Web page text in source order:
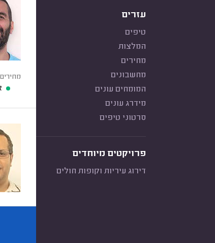
עזרים
טיפים
המלצות
מחירים
מחשבונים
המומחים עונים
מידרג עונים
סרטוני טיפים
פרויקטים מיוחדים
דירוג עיריות וקופות חולים